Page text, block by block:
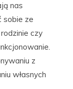
nas
sobie ze
czy
z
własnych